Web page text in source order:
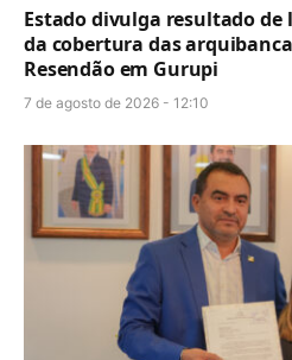
Estado divulga resultado de
da cobertura das
Resendão em Gurupi
7 de agosto de 2026 - 12:10